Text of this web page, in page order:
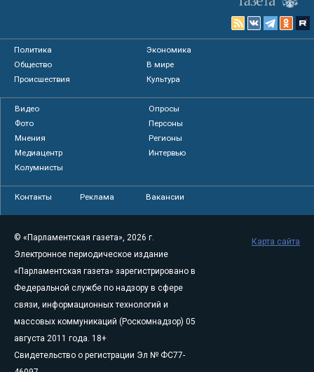
Политика
Экономика
Общество
В мире
Происшествия
Культура
Видео
Опросы
Фото
Персоны
Мнения
Регионы
Медиацентр
Интервью
Колумнисты
Контакты Реклама Вакансии
© «Парламентская газета», 2026 г.
Электронное периодическое издание
«Парламентская газета» зарегистрировано в
Федеральной службе по надзору в сфере
связи, информационных технологий и
массовых коммуникаций (Роскомнадзор) 05
августа 2011 года. 18+
Свидетельство о регистрации Эл № ФС77-
Карта сайта